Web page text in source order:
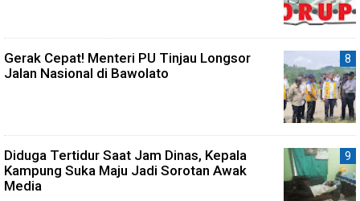
Gerak Cepat! Menteri PU Tinjau Longsor
Jalan Nasional di Bawolato
Diduga Tertidur Saat Jam Dinas, Kepala
Kampung Suka Maju Jadi Sorotan Awak
Media